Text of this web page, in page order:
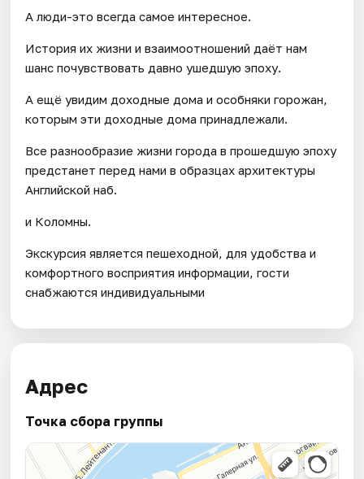
А люди-это всегда самое интересное.
История их жизни и взаимоотношений даёт нам
шанс почувствовать давно ушедшую эпоху.
А ещё увидим доходные дома и особняки горожан,
которым эти доходные дома принадлежали.
Все разнообразие жизни города в прошедшую эпоху
предстанет перед нами в образцах архитектуры
Английской наб.
и Коломны.
Экскурсия является пешеходной, для удобства и
комфортного восприятия информации, гости
снабжаются индивидуальными
Адрес
Точка сбора группы